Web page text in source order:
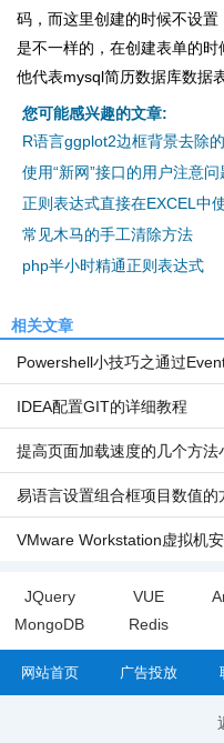
码，而这里创建的时候不设
是不一样的，在创建表单的时
他代表mysql简历数据库数据
您可能感兴趣的文章:
R语言ggplot2边框背景去除
使用“新网”接口的用户注意问
正则表达式直接在EXCEL中
常见木马的手工清除方法
php半小时精通正则表达式
相关文章
Powershell小技巧之通过
脑开机和关机时间
IDEA配置GIT的详细教程
提高页面加载速度的几个方法
易语言设置组合框项目数值的
VMware Workstation虚拟机
JQuery VUE
MongoDB
Redis
网站首页 广告投放